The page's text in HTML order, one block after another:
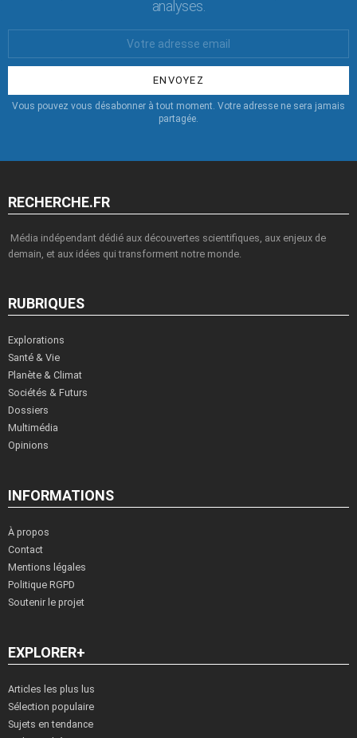
analyses.
:
Vous pouvez vous désabonner à tout moment. Votre adresse ne sera jamais
partagée.
RECHERCHE.FR
Média indépendant dédié aux découvertes scientifiques, aux enjeux de
demain, et aux idées qui transforment notre monde.
RUBRIQUES
Explorations
Santé & Vie
Planète & Climat
Sociétés & Futurs
Dossiers
Multimédia
Opinions
INFORMATIONS
À propos
Contact
Mentions légales
Politique RGPD
Soutenir le projet
EXPLORER+
Articles les plus lus
Sélection populaire
Sujets en tendance